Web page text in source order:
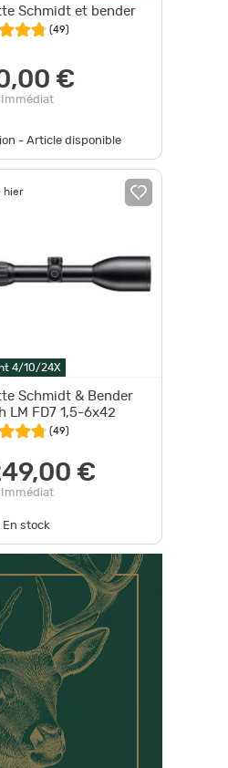
Schmidt et bender
(49)
€
- Article disponible
hier
4/10/24X
Schmidt & Bender
LM FD7 1,5-6x42
(49)
€
En stock